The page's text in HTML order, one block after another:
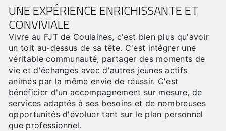
UNE EXPÉRIENCE ENRICHISSANTE ET
CONVIVIALE
Vivre au FJT de Coulaines, c'est bien plus qu'avoir
un toit au-dessus de sa tête. C'est intégrer une
véritable communauté, partager des moments de
vie et d'échanges avec d'autres jeunes actifs
animés par la même envie de réussir. C'est
bénéficier d'un accompagnement sur mesure, de
services adaptés à ses besoins et de nombreuses
opportunités d'évoluer tant sur le plan personnel
que professionnel.